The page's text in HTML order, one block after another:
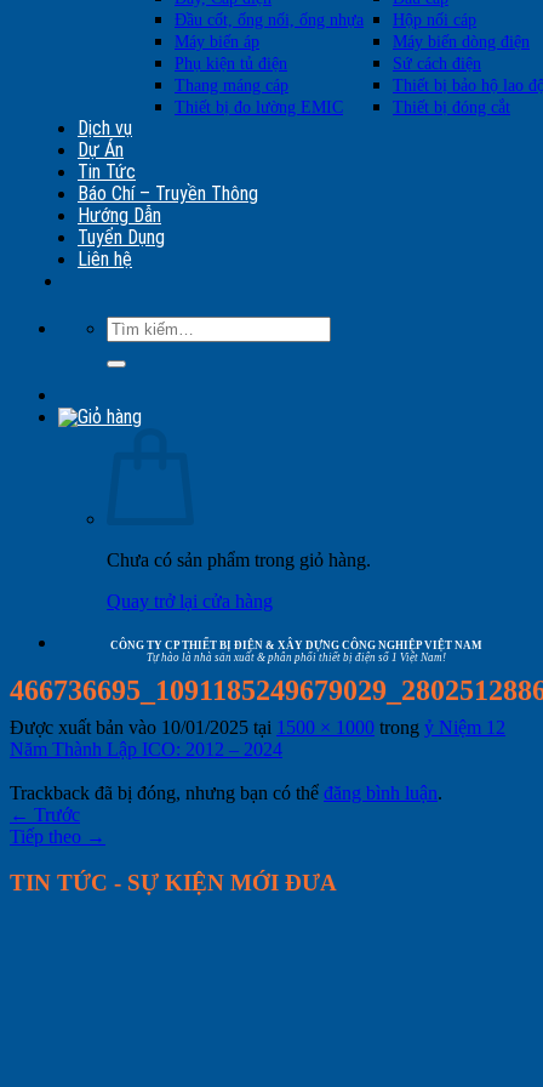
Đầu cốt, ống nối, ống nhựa
Hộp nối cáp
Máy biến áp
Máy biến dòng điện
Phụ kiện tủ điện
Sứ cách điện
Thang máng cáp
Thiết bị bảo hộ lao
Thiết bị đo lường EMIC
Thiết bị đóng cắt
Dịch vụ
Dự Án
Tin Tức
Báo Chí – Truyền Thông
Hướng Dẫn
Tuyển Dụng
Liên hệ
Tìm
kiếm:
Chưa có sản phẩm trong giỏ hàng.
Quay trở lại cửa hàng
CÔNG TY CP THIẾT BỊ ĐIỆN & XÂY DỰNG CÔNG NGHIỆP VIỆT NAM
Tự hào là nhà sản xuất & phân phối thiết bị điện số 1 Việt Nam!
Được xuất bản vào 10/01/2025 tại 1500 × 1000 trong ỷ Niệm 12
Năm Thành Lập ICO: 2012 – 2024
Trackback đã bị đóng, nhưng bạn có thể đăng bình luận.
← Trước
Tiếp theo →
TIN TỨC - SỰ KIỆN MỚI ĐƯA